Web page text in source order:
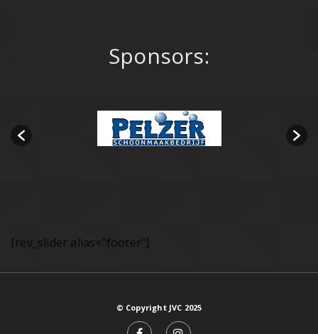
Sponsors:
[rev_slider alias="footer"]
© Copyright JVC 2025